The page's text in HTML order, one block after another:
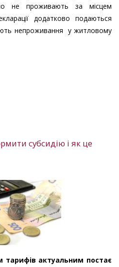
не проживають за місцем
додатково подаються
непроживання у житловому
субсидію і як це
тарифів актуальним постає